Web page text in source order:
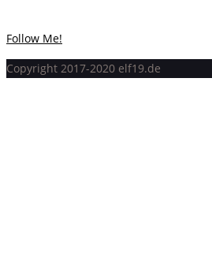
Follow Me!
Copyright 2017-2020 elf19.de